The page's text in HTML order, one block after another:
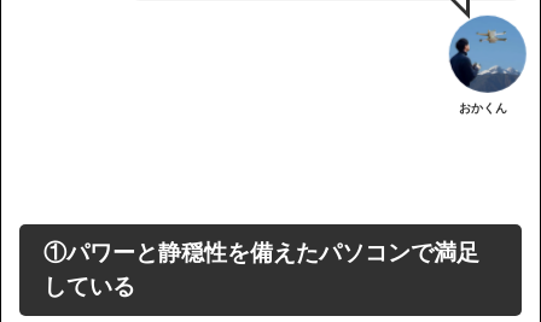
おかくん
①パワーと静穏性を備えたパソコンで満足
している